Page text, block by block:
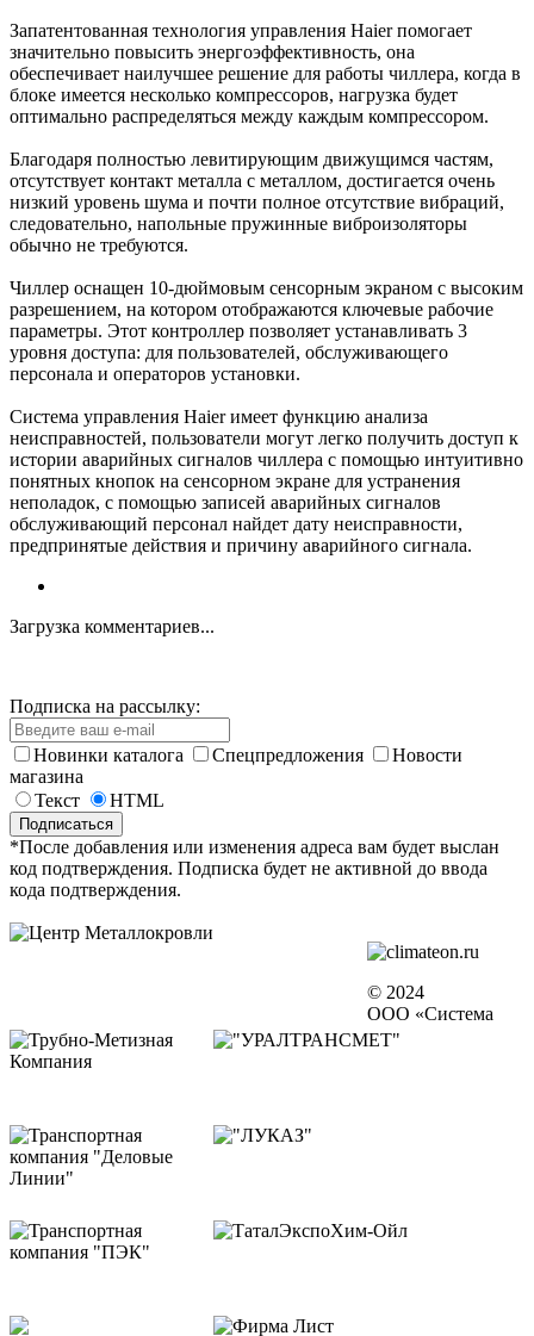
Запатентованная технология управления Haier помогает
значительно повысить энергоэффективность, она
обеспечивает наилучшее решение для работы чиллера, когда в
блоке имеется несколько компрессоров, нагрузка будет
оптимально распределяться между каждым компрессором.
Благодаря полностью левитирующим движущимся частям,
отсутствует контакт металла с металлом, достигается очень
низкий уровень шума и почти полное отсутствие вибраций,
следовательно, напольные пружинные виброизоляторы
обычно не требуются.
Чиллер оснащен 10-дюймовым сенсорным экраном с высоким
разрешением, на котором отображаются ключевые рабочие
параметры. Этот контроллер позволяет устанавливать 3
уровня доступа: для пользователей, обслуживающего
персонала и операторов установки.
Система управления Haier имеет функцию анализа
неисправностей, пользователи могут легко получить доступ к
истории аварийных сигналов чиллера с помощью интуитивно
понятных кнопок на сенсорном экране для устранения
неполадок, с помощью записей аварийных сигналов
обслуживающий персонал найдет дату неисправности,
предпринятые действия и причину аварийного сигнала.
Загрузка комментариев...
Подписка на рассылку:
Новинки каталога Спецпредложения
Новости
магазина
Текст
HTML
*После добавления или изменения адреса вам будет выслан
код подтверждения. Подписка будет не активной до ввода
кода подтверждения.
© 2024
ООО «Система